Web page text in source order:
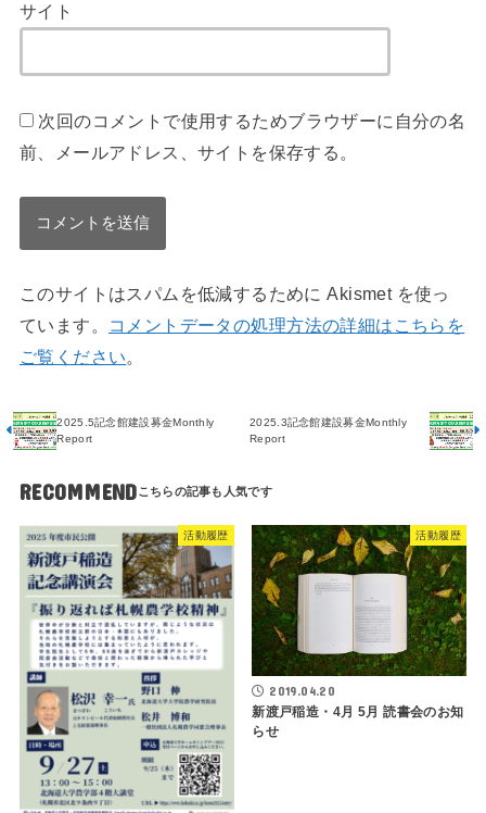
サイト
次回のコメントで使用するためブラウザーに自分の名
前、メールアドレス、サイトを保存する。
このサイトはスパムを低減するために Akismet を使っ
ています。
コメントデータの処理方法の詳細はこちらを
ご覧ください。
2025.5記念館建設募金Monthly
Report
2025.3記念館建設募金Monthly
Report
RECOMMEND
活動履歴 活動履歴
2019.04.20
新渡戸稲造・4月 5月 読書会のお知
らせ